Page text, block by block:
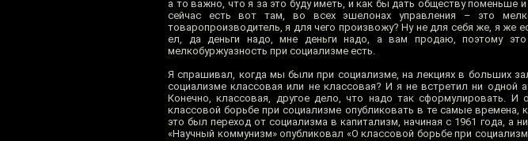
а то важно, что я за это буду иметь, и как бы дать обществу поменьше
сейчас есть вот там, во всех эшелонах управления – это
товаропроизводитель, я для чего произвожу? Ну не для себя же, я же
ел, да деньги надо, мне деньги надо, а вам продаю, поэтому
мелкобуржуазность при социализме есть.
Я спрашивал, когда мы были при социализме, на лекциях в больших
социализме классовая или не классовая? И я не встретил ни одной
Конечно, классовая, другое дело, что надо так сформулировать.
классовой борьбе при социализме опубликовать в те самые
это был переход от социализма в капитализм, начиная с 1961 года, а
«Научный коммунизм» опубликовал «О классовой борьбе при